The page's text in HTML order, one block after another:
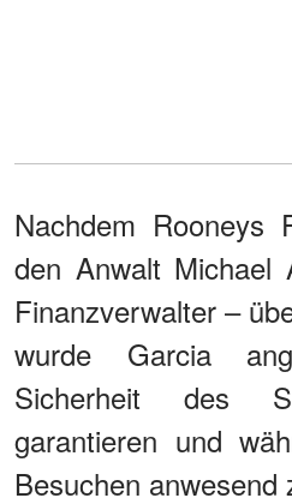
Nachdem Rooneys
den Anwalt Michael
Finanzverwalter –
wurde Garcia
Sicherheit des
garantieren und
Besuchen anwesend